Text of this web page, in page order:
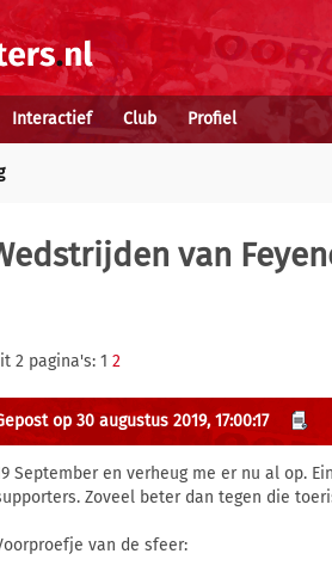
Interactief Club Profiel
van
2 pagina's: 1 2
op 30 augustus 2019, 17:00:17
September en verheug me er nu al op.
Zoveel beter dan tegen die
van de sfeer: